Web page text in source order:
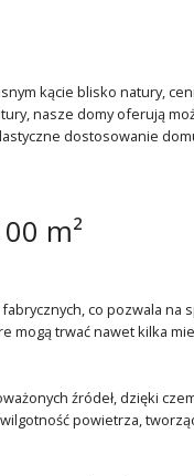
kącie blisko natury,
nasze domy oferują
dostosowanie
m²
co pozwala na
trwać nawet kilka
źródeł, dzięki
powietrza,